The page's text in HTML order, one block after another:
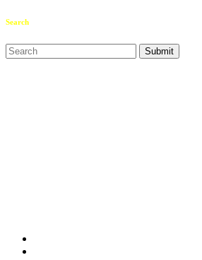
Search